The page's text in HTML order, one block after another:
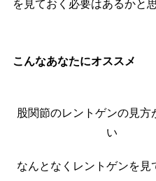
を見ておく必要はあるかと
こんなあなたにオススメ
股関節のレントゲンの見方
い
なんとなくレントゲンを見